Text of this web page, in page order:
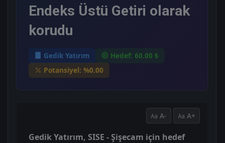
Endeks Üstü Getiri olarak
korudu
Gedik Yatırım
Hedef: 60.00 ₺
Potansiyel: %0.00
A- A+
Gedik Yatırım, SISE - Şişecam için hedef